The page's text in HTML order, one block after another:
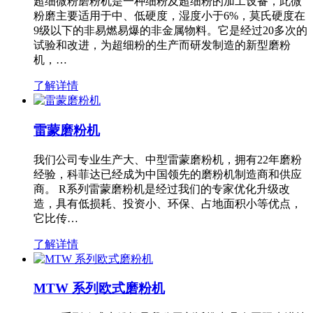
粉磨主要适用于中、低硬度，湿度小于6%，莫氏硬度在
9级以下的非易燃易爆的非金属物料。它是经过20多次的
试验和改进，为超细粉的生产而研发制造的新型磨粉
机，…
了解详情
雷蒙磨粉机
我们公司专业生产大、中型雷蒙磨粉机，拥有22年磨粉
经验，科菲达已经成为中国领先的磨粉机制造商和供应
商。 R系列雷蒙磨粉机是经过我们的专家优化升级改
造，具有低损耗、投资小、环保、占地面积小等优点，
它比传…
了解详情
MTW 系列欧式磨粉机